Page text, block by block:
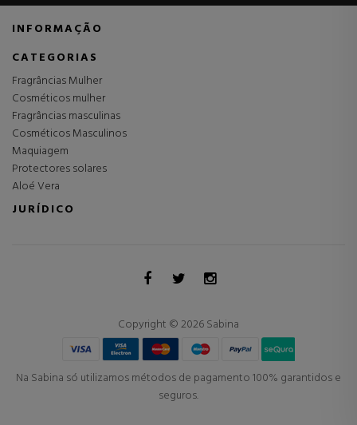
INFORMAÇÃO
CATEGORIAS
Fragrâncias Mulher
Cosméticos mulher
Fragrâncias masculinas
Cosméticos Masculinos
Maquiagem
Protectores solares
Aloé Vera
JURÍDICO
Copyright © 2026 Sabina
Na Sabina só utilizamos métodos de pagamento 100% garantidos e
seguros.